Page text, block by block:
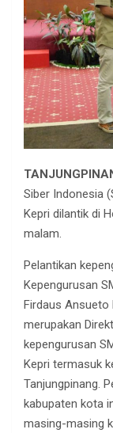
Siber Indonesia
Kepri dilantik di
malam.
Pelantikan
Kepengurusan
Firdaus Ansueto
merupakan
kepengurusan
Kepri termasuk
Tanjungpinang.
kabupaten kota
masing-masing